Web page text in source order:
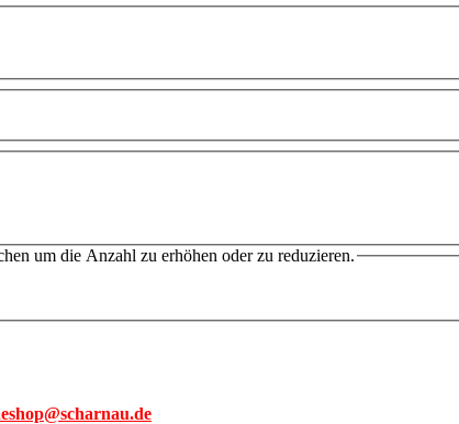
um die Anzahl zu erhöhen oder zu reduzieren.